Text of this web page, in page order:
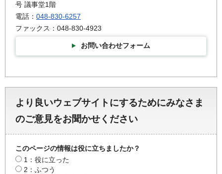
号 議事堂1階
電話： 048-830-6257
ファックス：048-830-4923
お問い合わせフォーム
より良いウェブサイトにするためにみなさま
のご意見をお聞かせください
このページの情報は役に立ちましたか？
1：役に立った
2：ふつう